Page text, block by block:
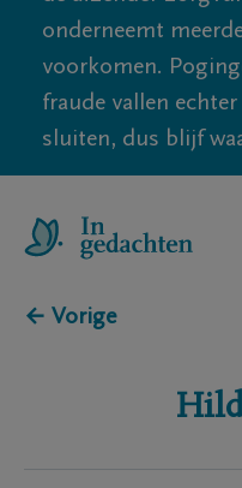
onderneemt
voorkomen.
fraude vallen
sluiten, dus blijf
← Vorige